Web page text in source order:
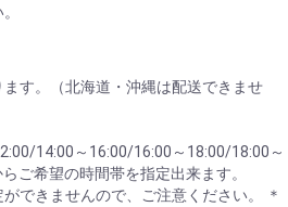
す。（北海道・沖縄は配送できませ
14:00～16:00/16:00～18:00/18:00～
ご希望の時間帯を指定出来ます。
できませんので、ご注意ください。 ＊